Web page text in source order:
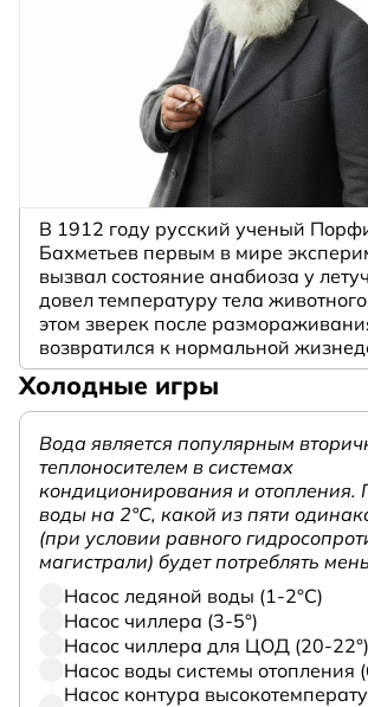
В 1912 году русский ученый
Бахметьев первым в мире
вызвал состояние анабиоза у
довел температуру тела
этом зверек после
возвратился к нормальной
Холодные игры
Вода является популярным
теплоносителем в системах
кондиционирования и отопления.
воды на 2°С, какой из пяти
(при условии равного
магистрали) будет потреблять
Насос ледяной воды (1-2°С)
Насос чиллера (3-5°)
Насос чиллера для ЦОД (20-22°)
Насос воды системы отопления
Насос контура